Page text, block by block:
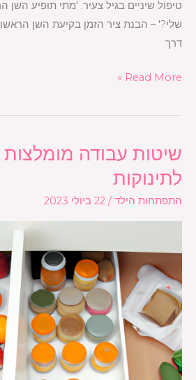
טיפול שיניים בגיל צעיר. 'מתי תופיע השן
שלי?' – הבנת ציר הזמן בקיעת השן
דרך
Read More »
שיטות עבודה מומלצות
לתינוקות
התפתחות הילד / 22 ביולי 2023
שיטות
עבודה
מומלצות
לאחסון
מזון